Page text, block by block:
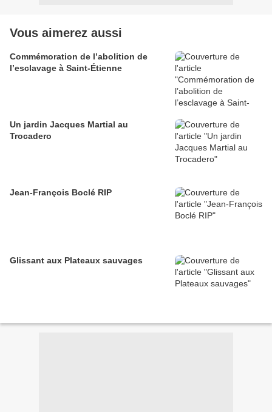
Vous aimerez aussi
Commémoration de l’abolition de
l’esclavage à Saint-Étienne
Un jardin Jacques Martial au
Trocadero
Jean-François Boclé RIP
Glissant aux Plateaux sauvages